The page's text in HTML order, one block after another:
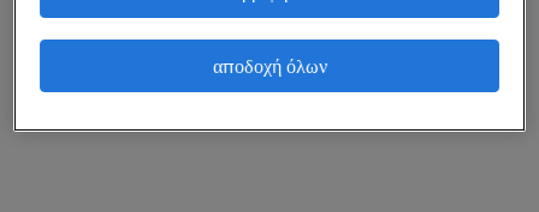
θεσσαλονικη, central macedonia
αποδοχή όλων